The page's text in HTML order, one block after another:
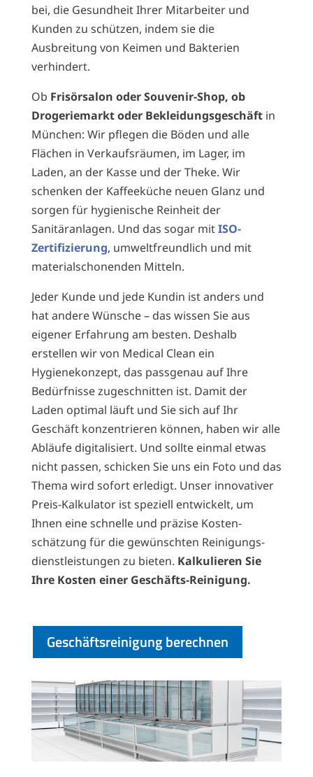
bei, die Gesundheit Ihrer Mitarbeiter und
Kunden zu schützen, indem sie die
Ausbreitung von Keimen und Bakterien
verhindert.
Ob Frisörsalon oder Souvenir-Shop, ob
Drogeriemarkt oder Bekleidungsgeschäftin
München: Wir pflegen die Böden und alle
Flächen in Verkaufsräumen, im Lager, im
Laden, an der Kasse und der Theke. Wir
schenken der Kaffeeküche neuen Glanz und
sorgen für hygienische Reinheit der
Sanitäranlagen. Und das sogar mitISO-
Zertifizierung, umweltfreundlich und mit
materialschonenden Mitteln.
Jeder Kunde und jede Kundin ist anders und
hat andere Wünsche – das wissen Sie aus
eigener Erfahrung am besten. Deshalb
erstellen wir von Medical Clean ein
Hygienekonzept, das passgenau auf Ihre
Bedürfnisse zugeschnitten ist. Damit der
Laden optimal läuft und Sie sich auf Ihr
Geschäft konzentrieren können, haben wir alle
Abläufe digitalisiert. Und sollte einmal etwas
nicht passen, schicken Sie uns ein Foto und das
Thema wird sofort erledigt. Unser inno­vativer
Preis-Kalku­lator ist speziell ent­wickelt, um
Ihnen eine schnelle und präzise Kosten­
schätzung für die gewünschten Reinigungs­
dienst­leistungen zu bieten. Kalkulieren Sie
Ihre Kosten einer Geschäfts-Reinigung.
Geschäftsreinigung berechnen